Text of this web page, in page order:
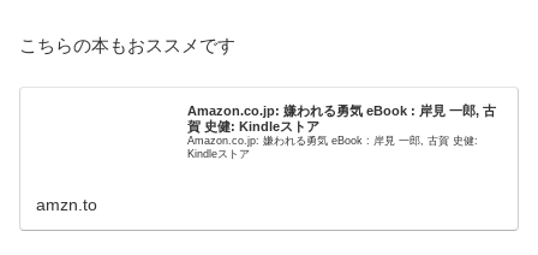
こちらの本もおススメです
Amazon.co.jp: 嫌われる勇気 eBook : 岸見 一郎, 古
賀 史健: Kindleストア
Amazon.co.jp: 嫌われる勇気 eBook : 岸見 一郎, 古賀 史健:
Kindleストア
amzn.to